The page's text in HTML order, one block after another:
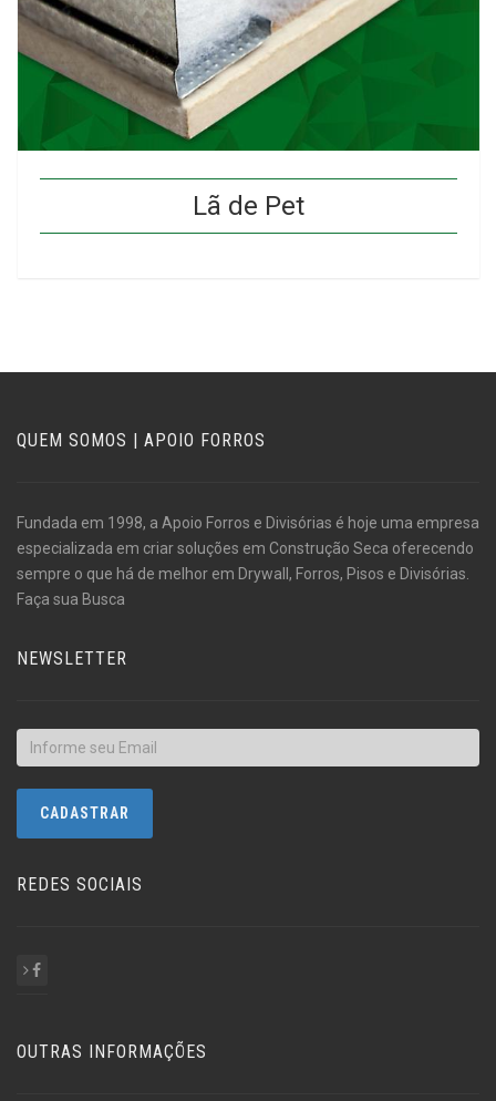
Lã de Pet
QUEM SOMOS | APOIO FORROS
Fundada em 1998, a Apoio Forros e Divisórias é hoje uma empresa
especializada em criar soluções em Construção Seca oferecendo
sempre o que há de melhor em Drywall, Forros, Pisos e Divisórias.
Faça sua Busca
NEWSLETTER
REDES SOCIAIS
OUTRAS INFORMAÇÕES